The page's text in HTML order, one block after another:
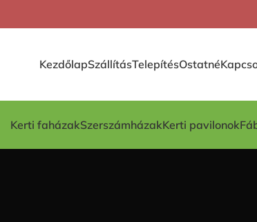
KezdőlapSzállításTelepítésOstatné
Kerti faházakSzerszámházakKerti pavilonok